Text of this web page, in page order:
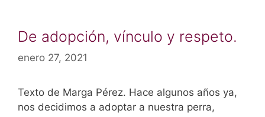
De adopción, vínculo y respeto.
enero 27, 2021
Texto de Marga Pérez. Hace algunos años ya,
nos decidimos a adoptar a nuestra perra,